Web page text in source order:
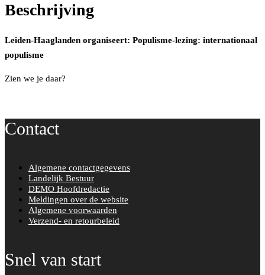
Beschrijving
Leiden-Haaglanden organiseert: Populisme-lezing: internationaal
populisme
Zien we je daar?
Contact
Algemene contactgegevens
Landelijk Bestuur
DEMO Hoofdredactie
Meldingen over de website
Algemene voorwaarden
Verzend- en retourbeleid
Snel van start